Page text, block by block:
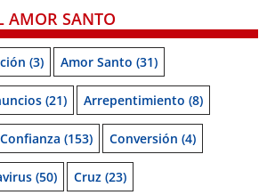
AMOR SANTO
(3) Amor Santo (31)
(21) Arrepentimiento (8)
Confianza (153) Conversión (4)
(50) Cruz (23)